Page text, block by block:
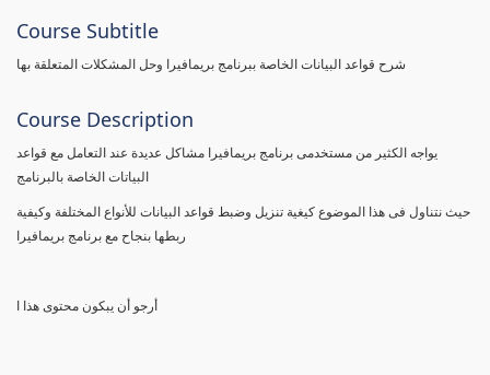
Course Subtitle
شرح قواعد البيانات الخاصة ببرنامج بريمافيرا وحل المشكلات المتعلقة بها
Course Description
يواجه الكثير من مستخدمى برنامج بريمافيرا مشاكل عديدة عند التعامل مع قواعد
البياتات الخاصة بالبرنامج
حيث نتناول فى هذا الموضوع كيغية تنزيل وضبط قواعد البيانات للأنواع المختلفة وكيفية
ربطها بنجاح مع برنامج بريمافيرا
أرجو أن يبكون محتوى هذا ا